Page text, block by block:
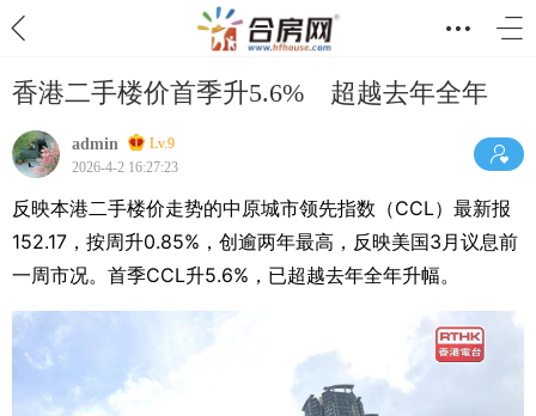
香港二手楼价首季升5.6% 超越去年全年
admin
Lv.9
2026-4-2 16:27:23
反映本港二手楼价走势的中原城市领先指数（CCL）最新报
152.17，按周升0.85%，创逾两年最高，反映美国3月议息前
一周市况。首季CCL升5.6%，已超越去年全年升幅。